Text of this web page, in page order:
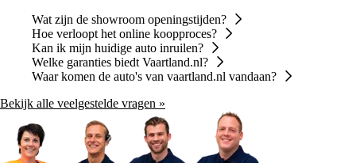
Wat zijn de showroom openingstijden?
Hoe verloopt het online koopproces?
Kan ik mijn huidige auto inruilen?
Welke garanties biedt Vaartland.nl?
Waar komen de auto's van vaartland.nl vandaan?
Bekijk alle veelgestelde vragen »